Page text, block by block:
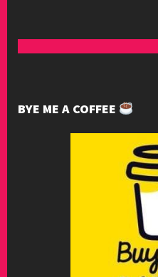
BYE ME A COFFEE